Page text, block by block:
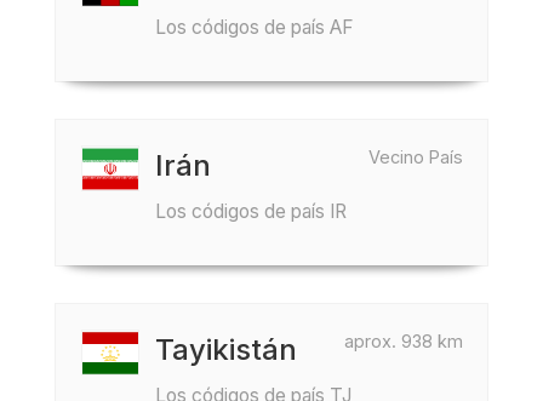
Los códigos de país AF
Vecino País
Irán
Los códigos de país IR
aprox. 938 km
Tayikistán
Los códigos de país TJ